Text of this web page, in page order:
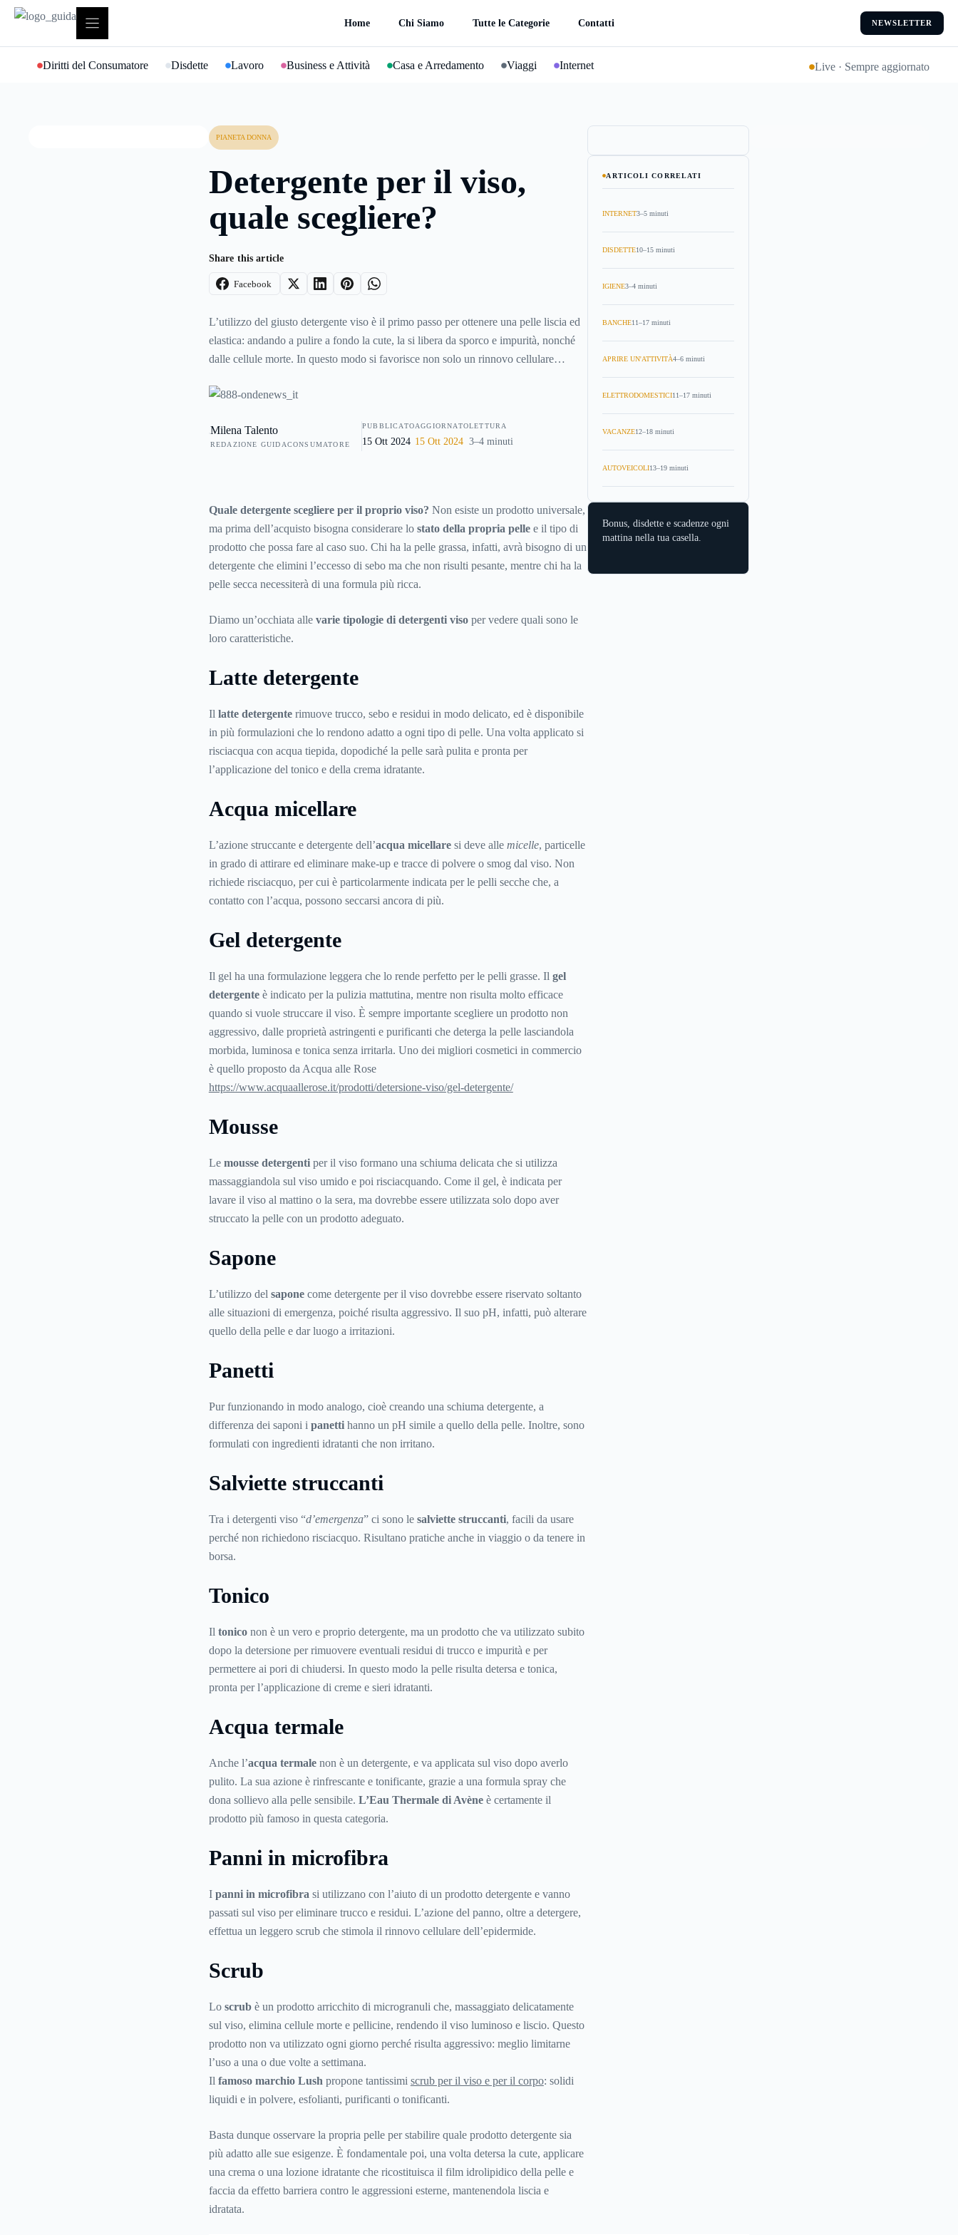
contenuto
Home Chi Siamo Tutte le Categorie Contatti NEWSLETTER
Diritti del Consumatore Disdette Lavoro Business e Attività Casa e Arredamento Viaggi Internet Live · Sempre aggiornato
PIANETA DONNA
Detergente per il viso,
quale scegliere?
Share this article
Facebook
L’utilizzo del giusto detergente viso è il primo passo per ottenere una pelle liscia ed
elastica: andando a pulire a fondo la cute, la si libera da sporco e impurità, nonché
dalle cellule morte. In questo modo si favorisce non solo un rinnovo cellulare
il viso a ricevere l’azione dei nutrienti contenuti nella crema idratante.
Milena Talento
REDAZIONE GUIDACONSUMATORE
PUBBLICATO
15 Ott 2024
AGGIORNATO
15 Ott 2024
LETTURA
3–4 minuti
Quale detergente scegliere per il proprio viso? Non esiste un prodotto universale,
ma prima dell’acquisto bisogna considerare lo stato della propria pellee il tipo di
prodotto che possa fare al caso suo. Chi ha la pelle grassa, infatti, avrà bisogno di un
detergente che elimini l’eccesso di sebo ma che non risulti pesante, mentre chi ha la
pelle secca necessiterà di una formula più ricca.
Diamo un’occhiata alle varie tipologie di detergenti visoper vedere quali sono le
loro caratteristiche.
Latte detergente
Il latte detergenterimuove trucco, sebo e residui in modo delicato, ed è disponibile
in più formulazioni che lo rendono adatto a ogni tipo di pelle. Una volta applicato si
risciacqua con acqua tiepida, dopodiché la pelle sarà pulita e pronta per
l’applicazione del tonico e della crema idratante.
Acqua micellare
L’azione struccante e detergente dell’acqua micellaresi deve alle micelle, particelle
in grado di attirare ed eliminare make-up e tracce di polvere o smog dal viso. Non
richiede risciacquo, per cui è particolarmente indicata per le pelli secche che, a
contatto con l’acqua, possono seccarsi ancora di più.
Gel detergente
Il gel ha una formulazione leggera che lo rende perfetto per le pelli grasse. Il gel
detergenteè indicato per la pulizia mattutina, mentre non risulta molto efficace
quando si vuole struccare il viso. È sempre importante scegliere un prodotto non
aggressivo, dalle proprietà astringenti e purificanti che deterga la pelle lasciandola
morbida, luminosa e tonica senza irritarla. Uno dei migliori cosmetici in commercio
è quello proposto da Acqua alle Rose
https://www.acquaallerose.it/prodotti/detersione-viso/gel-detergente/
Mousse
Le mousse detergentiper il viso formano una schiuma delicata che si utilizza
massaggiandola sul viso umido e poi risciacquando. Come il gel, è indicata per
lavare il viso al mattino o la sera, ma dovrebbe essere utilizzata solo dopo aver
struccato la pelle con un prodotto adeguato.
Sapone
L’utilizzo del saponecome detergente per il viso dovrebbe essere riservato soltanto
alle situazioni di emergenza, poiché risulta aggressivo. Il suo pH, infatti, può alterare
quello della pelle e dar luogo a irritazioni.
Panetti
Pur funzionando in modo analogo, cioè creando una schiuma detergente, a
differenza dei saponi i panettihanno un pH simile a quello della pelle. Inoltre, sono
formulati con ingredienti idratanti che non irritano.
Salviette struccanti
Tra i detergenti viso “d’emergenza” ci sono le salviette struccanti, facili da usare
perché non richiedono risciacquo. Risultano pratiche anche in viaggio o da tenere in
borsa.
Tonico
Il toniconon è un vero e proprio detergente, ma un prodotto che va utilizzato subito
dopo la detersione per rimuovere eventuali residui di trucco e impurità e per
permettere ai pori di chiudersi. In questo modo la pelle risulta detersa e tonica,
pronta per l’applicazione di creme e sieri idratanti.
Acqua termale
Anche l’acqua termale non è un detergente, e va applicata sul viso dopo averlo
pulito. La sua azione è rinfrescante e tonificante, grazie a una formula spray che
dona sollievo alla pelle sensibile. L’Eau Thermale di Avèneè certamente il
prodotto più famoso in questa categoria.
Panni in microfibra
I panni in microfibra si utilizzano con l’aiuto di un prodotto detergente e vanno
passati sul viso per eliminare trucco e residui. L’azione del panno, oltre a detergere,
effettua un leggero scrub che stimola il rinnovo cellulare dell’epidermide.
Scrub
Lo scrubè un prodotto arricchito di microgranuli che, massaggiato delicatamente
sul viso, elimina cellule morte e pellicine, rendendo il viso luminoso e liscio. Questo
prodotto non va utilizzato ogni giorno perché risulta aggressivo: meglio limitarne
l’uso a una o due volte a settimana.
Il famoso marchio Lush propone tantissimi scrub per il viso e per il corpo: solidi
liquidi e in polvere, esfolianti, purificanti o tonificanti.
Basta dunque osservare la propria pelle per stabilire quale prodotto detergente sia
più adatto alle sue esigenze. È fondamentale poi, una volta detersa la cute, applicare
una crema o una lozione idratante che ricostituisca il film idrolipidico della pelle e
faccia da effetto barriera contro le aggressioni esterne, mantenendola liscia e
idratata.
ARTICOLI CORRELATI
INTERNET3–5 minuti
DISDETTE10–15 minuti
IGIENE3–4 minuti
BANCHE11–17 minuti
APRIRE UN'ATTIVITÀ4–6 minuti
ELETTRODOMESTICI11–17 minuti
VACANZE12–18 minuti
AUTOVEICOLI13–19 minuti
Bonus, disdette e scadenze ogni
mattina nella tua casella.